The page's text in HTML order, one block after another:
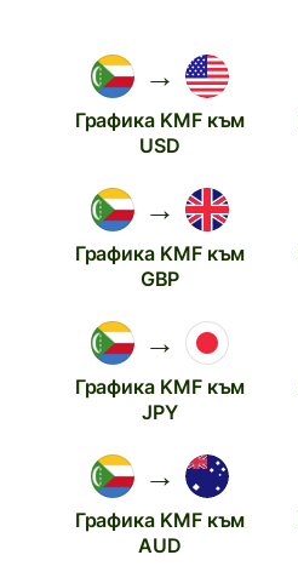
→
Графика KMF към
USD
→
Графика KMF към
GBP
→
Графика KMF към
JPY
→
Графика KMF към
AUD